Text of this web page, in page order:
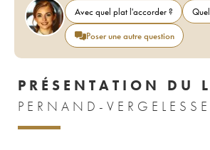
Avec quel plat l'accorder ?
Poser une autre question
PRÉSENTATION DU